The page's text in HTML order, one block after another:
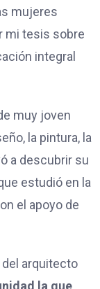
mujeres
mi tesis sobre
integral
muy joven
la pintura, la
a descubrir su
estudió en la
el apoyo de
arquitecto
la que